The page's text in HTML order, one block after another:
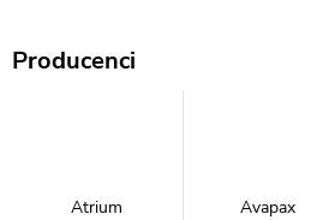
Producenci
Atrium Avapax